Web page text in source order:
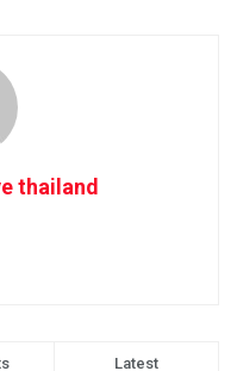
thailand
Latest